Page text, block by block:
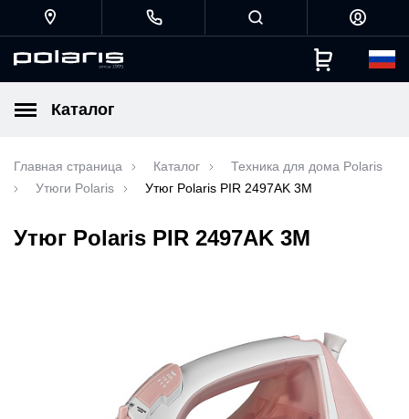
Каталог
Главная страница Каталог
Техника для дома Polaris
Утюги Polaris
Утюг Polaris PIR 2497AK 3M
Утюг Polaris PIR 2497AK 3M